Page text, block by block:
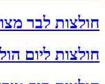
חולצות לבר
חולצות ליום